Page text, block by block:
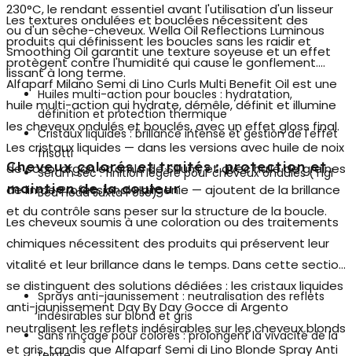
230°C, le rendant essentiel avant l'utilisation d'un lisseur
ou d'un sèche-cheveux. Wella Oil Reflections Luminous
Smoothing Oil garantit une texture soyeuse et un effet
lissant à long terme.
Les textures ondulées et bouclées nécessitent des
produits qui définissent les boucles sans les raidir et
protègent contre l'humidité qui cause le gonflement.
Alfaparf Milano Semi di Lino Curls Multi Benefit Oil est une
huile multi-action qui hydrate, démêle, définit et illumine
les cheveux ondulés et bouclés, avec un effet gloss final.
Les cristaux liquides — dans les versions avec huile de noix
de coco, argan et amla de Silium, et avec huile de graines
de lin de Professional Hairgenie — ajoutent de la brillance
et du contrôle sans peser sur la structure de la boucle.
Huiles multi-action pour boucles : hydratation,
définition et protection thermique
Cristaux liquides : brillance intense et gestion de l'effet
frisotti
Sérum sec : finition légère pour cheveux ondulés (Tigi
Bed Head Juxta Pose)
Cheveux colorés et traités : protection et
maintien de la couleur
Les cheveux soumis à une coloration ou des traitements
chimiques nécessitent des produits qui préservent leur
vitalité et leur brillance dans le temps. Dans cette section
se distinguent des solutions dédiées : les cristaux liquides
anti-jaunissement Day By Day Gocce di Argento
neutralisent les reflets indésirables sur les cheveux blonds
et gris, tandis que Alfaparf Semi di Lino Blonde Spray Anti
Sprays anti-jaunissement : neutralisation des reflets
indésirables sur blond et gris
Sans rinçage pour colorés : prolongent la vivacité de la